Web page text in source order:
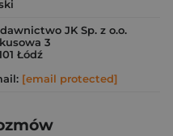
JK Sp. z o.o.
3
Łódź
[email protected]